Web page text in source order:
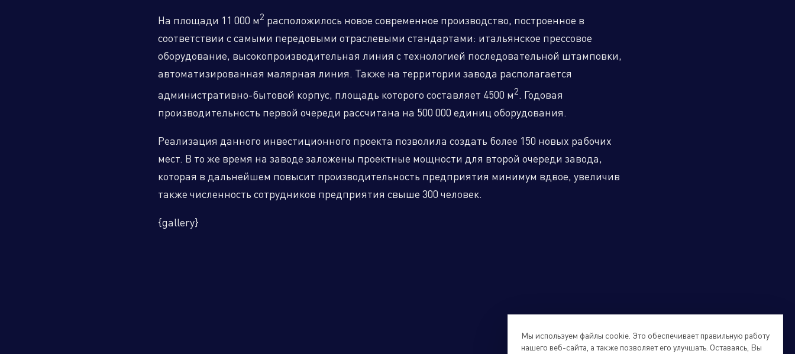
Оборудование для отопления и
Климатическое оборудование и
На площади 11 000 м2 расположилось новое современное производство, построенное в
соответствии с самыми передовыми отраслевыми стандартами: итальянское прессовое
оборудование, высокопроизводительная линия с технологией последовательной штамповки,
автоматизированная малярная линия. Также на территории завода располагается
административно-бытовой корпус, площадь которого составляет 4500 м2. Годовая
производительность первой очереди рассчитана на 500 000 единиц оборудования.
Реализация данного инвестиционного проекта позволила создать более 150 новых рабочих
мест. В то же время на заводе заложены проектные мощности для второй очереди завода,
которая в дальнейшем повысит производительность предприятия минимум вдвое, увеличив
также численность сотрудников предприятия свыше 300 человек.
{gallery}
Мы используем файлы cookie. Это обеспечивает правильную работу
нашего веб-сайта, а также позволяет его улучшать. Оставаясь, Вы